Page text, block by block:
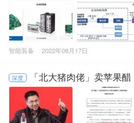
智能装备 2022年08月17日
深度 「北大猪肉佬」卖苹果